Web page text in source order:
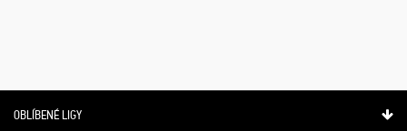
OBLÍBENÉ LIGY